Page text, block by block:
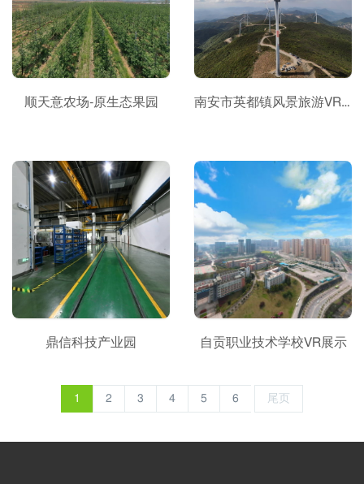
顺天意农场-原生态果园 南安市英都镇风景旅游VR全景导览
鼎信科技产业园 自贡职业技术学校VR展示
1 2 3 4 5 6 尾页